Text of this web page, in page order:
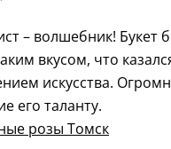
– волшебник! Букет
вкусом, что
искусства.
его таланту.
розы Томск